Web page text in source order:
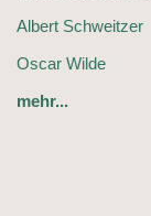
Albert Schweitzer
Oscar Wilde
mehr...